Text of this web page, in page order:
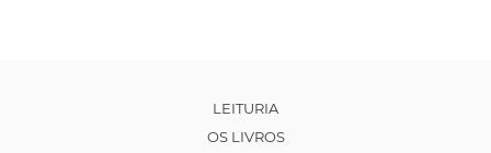
LEITURIA
OS LIVROS